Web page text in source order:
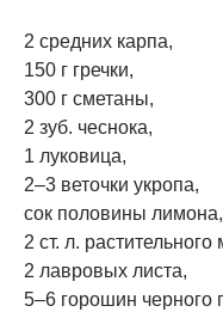
2 средних карпа,
150 г гречки,
300 г сметаны,
2 зуб. чеснока,
1 луковица,
2–3 веточки укропа,
сок половины лимона,
2 ст. л. растительного
2 лавровых листа,
5–6 горошин черного